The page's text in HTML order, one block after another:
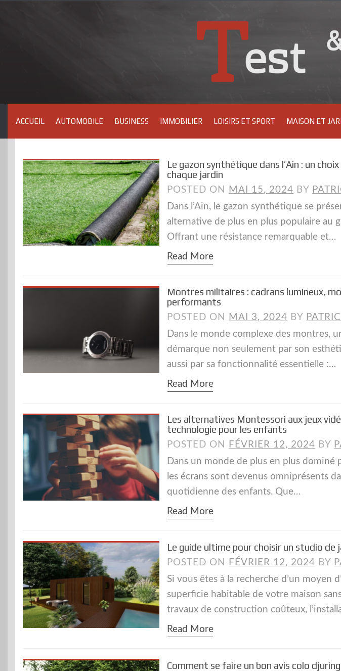
ACCUEIL AUTOMOBILE BUSINESS IMMOBILIER LOISIRS ET SPORT MAISON ET
Le gazon synthétique dans l’Ain : un
chaque jardin
POSTED ON MAI 15, 2024 BY
Dans l’Ain, le gazon synthétique se
alternative de plus en plus populaire au
Offrant une résistance remarquable et…
Read More
Montres militaires : cadrans lumineux,
performants
POSTED ON MAI 3, 2024 BY
Dans le monde complexe des montres,
démarque non seulement par son
aussi par sa fonctionnalité essentielle :…
Read More
Les alternatives Montessori aux jeux
technologie pour les enfants
POSTED ON FÉVRIER 12, 2024 BY
Dans un monde de plus en plus dominé
les écrans sont devenus omniprésents
quotidienne des enfants. Que…
Read More
Le guide ultime pour choisir un studio de
POSTED ON FÉVRIER 12, 2024 BY
Si vous êtes à la recherche d’un moyen
superficie habitable de votre maison
travaux de construction coûteux,
Read More
Comment se faire un bon avis colo